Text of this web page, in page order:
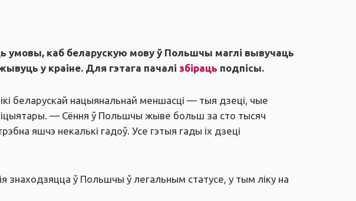
умовы, каб беларускую мову ў Польшчы маглі вывучаць
у краіне. Для гэтага пачалі збіраць подпісы.
беларускай нацыянальнай меншасці — тыя дзеці, чые
— Сёння ў Польшчы жыве больш за сто тысяч
яшчэ некалькі гадоў. Усе гэтыя гады іх дзеці
знаходзяцца ў Польшчы ў легальным статусе, у тым ліку на